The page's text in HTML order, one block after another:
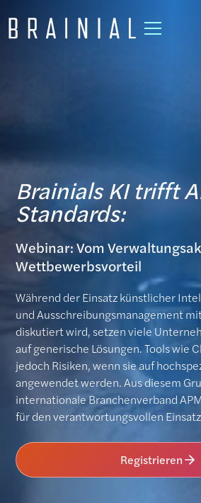
Brainials KI trifft
Standards:
Webinar: Vom
Wettbewerbsvorteil
Während der Einsatz künstlicher
und Ausschreibungsmanagement
diskutiert wird, setzen viele
auf generische Lösungen. Tools wie
jedoch Risiken, wenn sie auf
angewendet werden. Aus diesem
internationale Branchenverband
für den verantwortungsvollen
Registrieren